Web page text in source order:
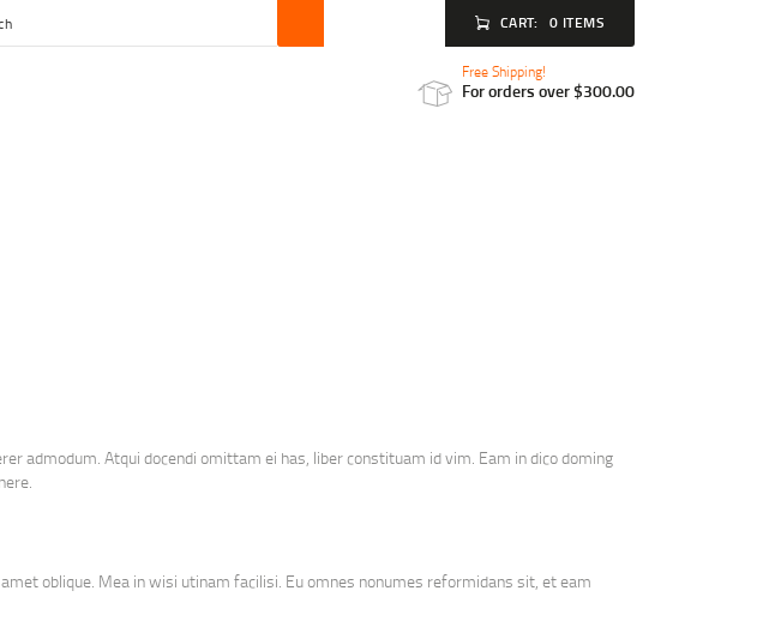
CART: 0 ITEMS
Free Shipping!
For orders over $300.00
admodum. Atqui docendi omittam ei has, liber constituam id vim. Eam in dico doming
oblique. Mea in wisi utinam facilisi. Eu omnes nonumes reformidans sit, et eam